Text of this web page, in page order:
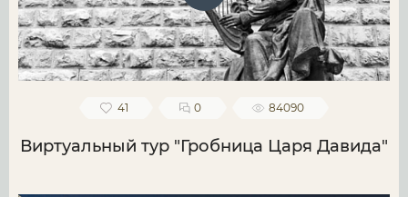
41 0 84090
Виртуальный тур "Гробница Царя Давида"